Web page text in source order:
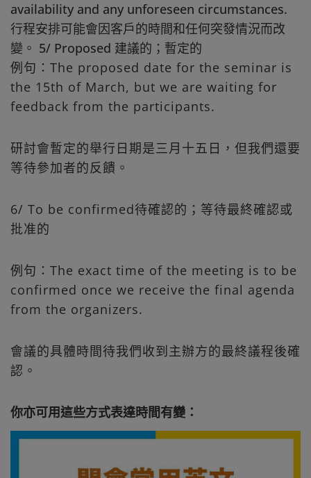
availability and any unforeseen circumstances.
行程安排可能會因客戶的時間和任何突發情況而改
變。 5/ Proposed 建議的；暫定的
例句：The proposed date for the seminar is
the 15th of March, but we are waiting for
feedback from the participants.
研討會暫定的舉行日期是三月十五日，但我們還要
等待參加者的反饋。
6/ To be confirmed待確認的；等待最終確認或
批准的
例句：The exact time of the meeting is to be
confirmed once we receive the final agenda
from the organizers.
會議的具體時間待我們收到主辦方的最終議程後確
認。
你亦可用這些方式表達時間有變：